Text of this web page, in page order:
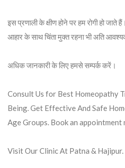
इस प्रणाली के क्षीण होने पर हम रोगी हो
आहार के साथ चिंता मुक्त रहना भी अति
अधिक जानकारी के लिए हमसे सम्पर्क करें।
Consult Us for Best Homeopathy
Being. Get Effective And Safe
Age Groups. Book an appointment
Visit Our Clinic At Patna & Hajipur.